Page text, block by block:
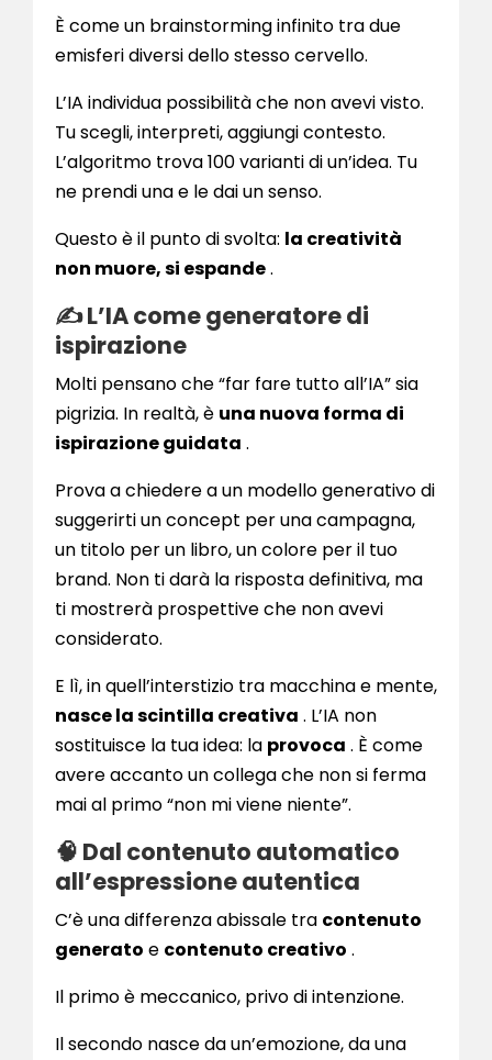
È come un brainstorming infinito tra due
emisferi diversi dello stesso cervello.
L’IA individua possibilità che non avevi visto.
Tu scegli, interpreti, aggiungi contesto.
L’algoritmo trova 100 varianti di un’idea. Tu
ne prendi una e le dai un senso.
Questo è il punto di svolta: la creatività
non muore, si espande.
✍️ L’IA come generatore di
ispirazione
Molti pensano che “far fare tutto all’IA” sia
pigrizia. In realtà, è una nuova forma di
ispirazione guidata .
Prova a chiedere a un modello generativo di
suggerirti un concept per una campagna,
un titolo per un libro, un colore per il tuo
brand. Non ti darà la risposta definitiva, ma
ti mostrerà prospettive che non avevi
considerato.
E lì, in quell’interstizio tra macchina e mente,
nasce la scintilla creativa . L’IA non
sostituisce la tua idea: la provoca . È come
avere accanto un collega che non si ferma
mai al primo “non mi viene niente”.
🧠 Dal contenuto automatico
all’espressione autentica
C’è una differenza abissale tra contenuto
generato e contenuto creativo .
Il primo è meccanico, privo di intenzione.
Il secondo nasce da un’emozione, da una